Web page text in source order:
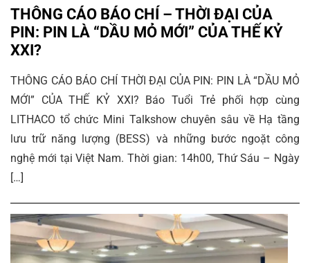
THÔNG CÁO BÁO CHÍ – THỜI ĐẠI CỦA
PIN: PIN LÀ “DẦU MỎ MỚI” CỦA THẾ KỶ
XXI?
THÔNG CÁO BÁO CHÍ THỜI ĐẠI CỦA PIN: PIN LÀ “DẦU MỎ
MỚI” CỦA THẾ KỶ XXI? Báo Tuổi Trẻ phối hợp cùng
LITHACO tổ chức Mini Talkshow chuyên sâu về Hạ tầng
lưu trữ năng lượng (BESS) và những bước ngoặt công
nghệ mới tại Việt Nam. Thời gian: 14h00, Thứ Sáu – Ngày
[…]